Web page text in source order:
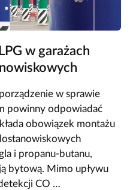
w garażach
w sprawie
powinny odpowiadać
obowiązek montażu
i propanu-butanu,
bytową. Mimo upływu
CO …